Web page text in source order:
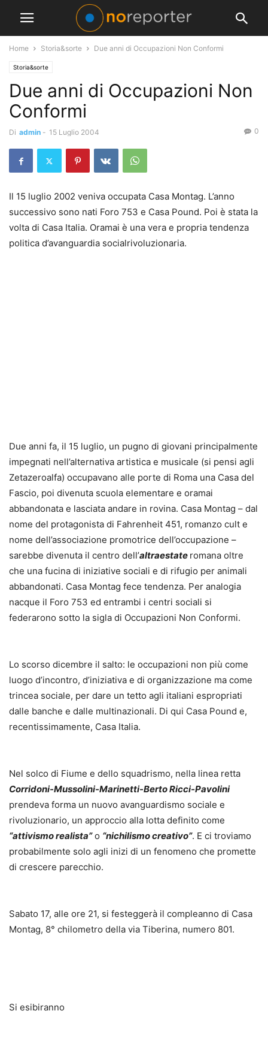
Home Storia&sorte Due anni di Occupazioni Non Conformi
Storia&sorte
Due anni di Occupazioni Non
Conformi
Di admin - 15 Luglio 2004 0
Il 15 luglio 2002 veniva occupata Casa Montag. L’anno
successivo sono nati Foro 753 e Casa Pound. Poi è stata la
volta di Casa Italia. Oramai è una vera e propria tendenza
politica d’avanguardia socialrivoluzionaria.
Due anni fa, il 15 luglio, un pugno di giovani principalmente
impegnati nell’alternativa artistica e musicale (si pensi agli
Zetazeroalfa) occupavano alle porte di Roma una Casa del
Fascio, poi divenuta scuola elementare e oramai
abbandonata e lasciata andare in rovina. Casa Montag – dal
nome del protagonista di Fahrenheit 451, romanzo cult e
nome dell’associazione promotrice dell’occupazione –
sarebbe divenuta il centro dell’altraestate romana oltre
che una fucina di iniziative sociali e di rifugio per animali
abbandonati. Casa Montag fece tendenza. Per analogia
nacque il Foro 753 ed entrambi i centri sociali si
federarono sotto la sigla di Occupazioni Non Conformi.
Lo scorso dicembre il salto: le occupazioni non più come
luogo d’incontro, d’iniziativa e di organizzazione ma come
trincea sociale, per dare un tetto agli italiani espropriati
dalle banche e dalle multinazionali. Di qui Casa Pound e,
recentissimamente, Casa Italia.
Nel solco di Fiume e dello squadrismo, nella linea retta
Corridoni-Mussolini-Marinetti-Berto Ricci-Pavolini
prendeva forma un nuovo avanguardismo sociale e
rivoluzionario, un approccio alla lotta definito come
“attivismo realista”o “nichilismo creativo”. E ci troviamo
probabilmente solo agli inizi di un fenomeno che promette
di crescere parecchio.
Sabato 17, alle ore 21, si festeggerà il compleanno di Casa
Montag, 8° chilometro della via Tiberina, numero 801.
Si esibiranno